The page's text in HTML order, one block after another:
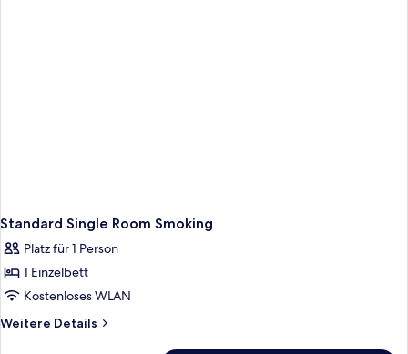
Standard Single Room Smoking
Platz für 1 Person
1 Einzelbett
Kostenloses WLAN
Weitere Details
Weitere